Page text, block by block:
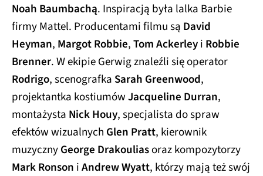
Noah Baumbachą. Inspiracją była lalka Barbie
firmy Mattel. Producentami filmu są David
Heyman, Margot Robbie,Tom Ackerleyi Robbie
Brenner. W ekipie Gerwig znaleźli się operator
Rodrigo, scenografka Sarah Greenwood,
projektantka kostiumówJacqueline Durran,
montażysta Nick Houy, specjalista do spraw
efektów wizualnych Glen Pratt, kierownik
muzycznyGeorge Drakouliasoraz kompozytorzy
Mark Ronson iAndrew Wyatt, którzy mają też swój